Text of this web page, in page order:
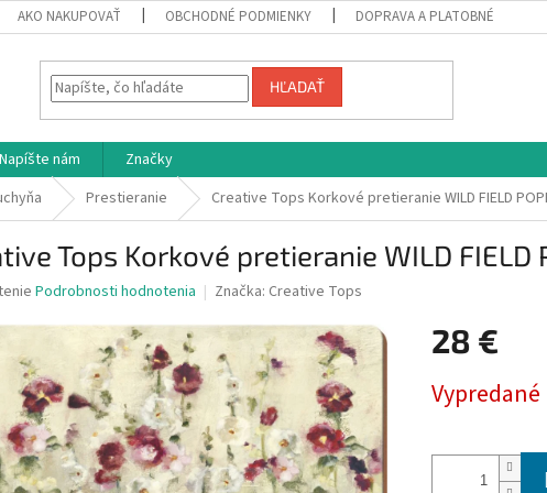
AKO NAKUPOVAŤ OBCHODNÉ PODMIENKY DOPRAVA A PLATOBNÉ
HĽADAŤ
Napíšte nám
Značky
Prestieranie Creative Tops Korkové pretieranie WILD FIELD
Tops Korkové pretieranie WILD FIELD
Podrobnosti hodnotenia Značka: Creative Tops
28 €
cena:
Vypredané